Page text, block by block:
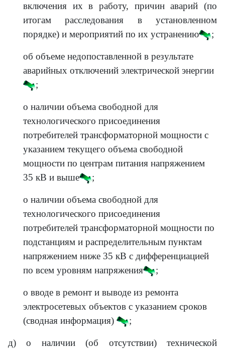
включения их в работу, причин аварий (по
итогам расследования в установленном
порядке) и мероприятий по их устранению
;
об объеме недопоставленной в результате
аварийных отключений электрической энергии
;
о наличии объема свободной для
технологического присоединения
потребителей трансформаторной мощности с
указанием текущего объема свободной
мощности по центрам питания напряжением
35 кВ и выше
;
о наличии объема свободной для
технологического присоединения
потребителей трансформаторной мощности по
подстанциям и распределительным пунктам
напряжением ниже 35 кВ с дифференциацией
по всем уровням напряжения
;
о вводе в ремонт и выводе из ремонта
электросетевых объектов с указанием сроков
(сводная информация)
;
д) о наличии (об отсутствии) технической